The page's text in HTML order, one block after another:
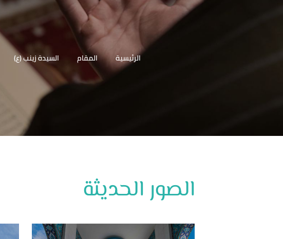
الرئيسية المقام (السيدة زينب (ع
الصور الحديثة